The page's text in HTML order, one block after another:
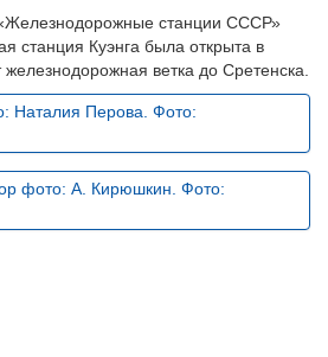
станции СССР»
станция Куэнга была открыта в
железнодорожная ветка до Сретенска.